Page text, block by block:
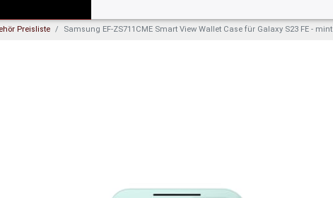
Preisliste Samsung EF-ZS711CME Smart View Wallet Case für Galaxy S23 FE - mint